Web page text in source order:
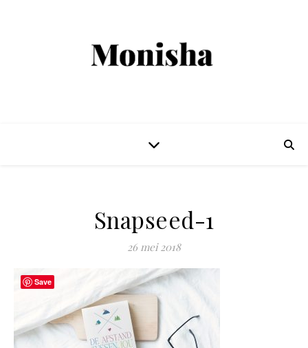
Snapseed-1
26 mei 2018
Save